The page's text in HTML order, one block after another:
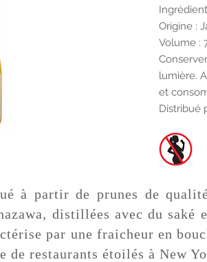
Origine :
Volume :
lumière.
et
Distribué
à partir de prunes de
distillées avec du saké
par une fraicheur en
de restaurants étoilés à New